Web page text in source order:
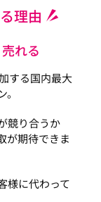
理由
れる
する国内最大
競り合うか
が期待できま
様に代わって